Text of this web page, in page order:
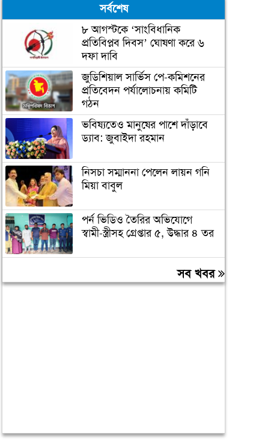
সর্বশেষ
৮ আগস্টকে ‘সাংবিধানিক
প্রতিবিপ্লব দিবস’ ঘোষণা করে ৬
দফা দাবি
জুডিশিয়াল সার্ভিস পে-কমিশনের
প্রতিবেদন পর্যালোচনায় কমিটি
গঠন
ভবিষ্যতেও মানুষের পাশে দাঁড়াবে
ড্যাব: জুবাইদা রহমান
নিসচা সম্মাননা পেলেন লায়ন গনি
মিয়া বাবুল
পর্ন ভিডিও তৈরির অভিযোগে
স্বামী-স্ত্রীসহ গ্রেপ্তার ৫, উদ্ধার ৪ তর
আবাসিক এলাকায় ৯ ঘণ্টা হর্ন
নিষিদ্ধ করে গণবিজ্ঞপ্তি
সব খবর